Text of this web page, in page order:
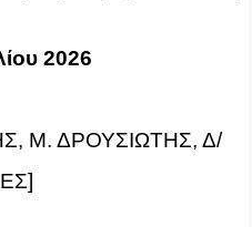
2026
Μ. ΔΡΟΥΣΙΩΤΗΣ, Δ/